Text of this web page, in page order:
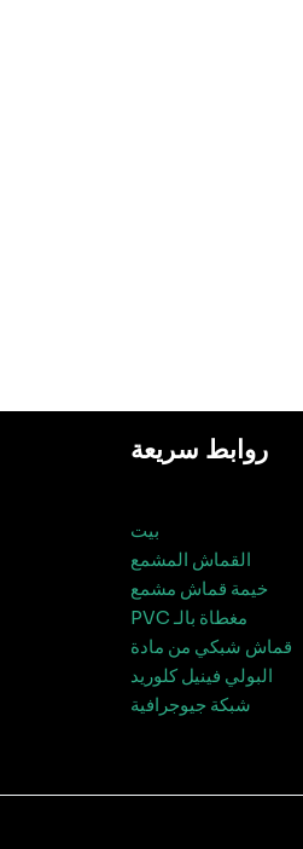
روابط سريعة
بيت
القماش المشمع
خيمة قماش مشمع
مغطاة بالـ PVC
قماش شبكي من مادة
البولي فينيل كلوريد
شبكة جيوجرافية